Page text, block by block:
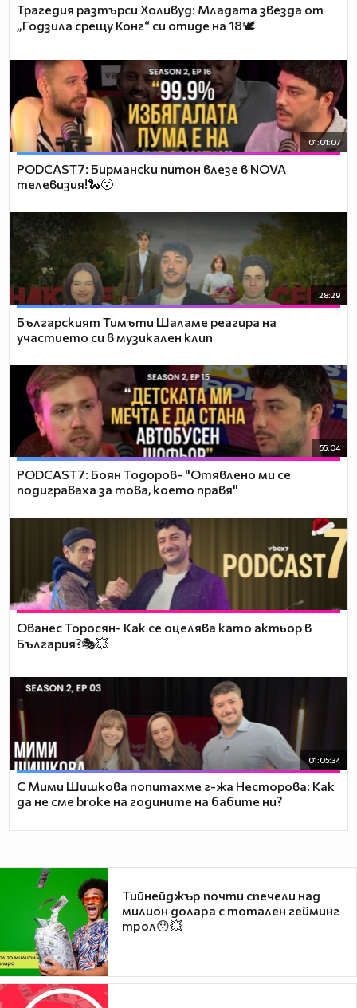
Трагедия разтърси Холивуд: Младата звезда от
„Годзила срещу Конг“ си отиде на 18🕊️
01:01:07
PODCAST7: Бирмански питон влезе в NOVA
телевизия!🐍😮
28:29
Българският Тимъти Шаламе реагира на
участието си в музикален клип
55:04
PODCAST7: ‪Боян Тодоров- "Отявлено ми се
подиграваха за това, което правя"
Ованес Торосян- Как се оцелява като актьор в
България?🎭💥
01:05:34
С Мими Шишкова попитахме г-жа Несторова: Как
да не сме broke на годините на бабите ни?
Тийнейджър почти спечели над
милион долара с тотален гейминг
трол😯💥